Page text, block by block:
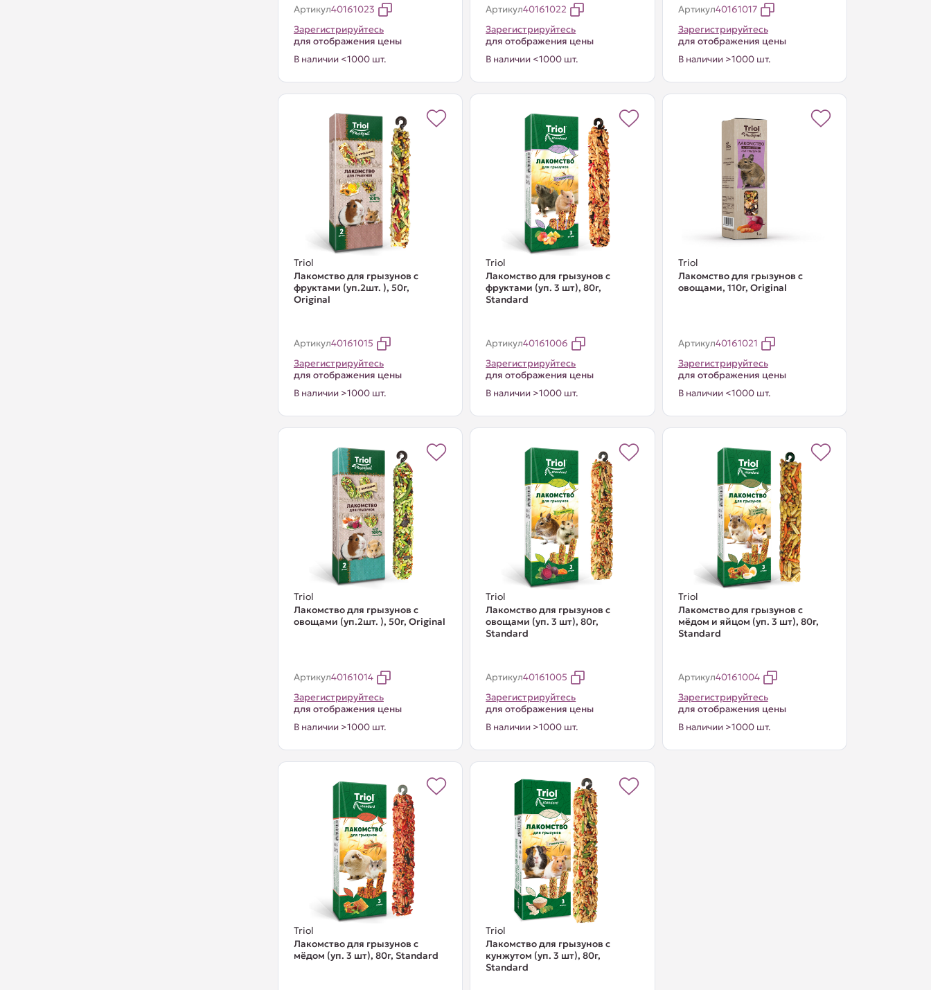
Артикул40161023
Зарегистрируйтесь
для отображения цены
В наличии <1000 шт.
Артикул40161022
Зарегистрируйтесь
для отображения цены
В наличии <1000 шт.
Артикул40161017
Зарегистрируйтесь
для отображения цены
В наличии >1000 шт.
Triol
Лакомство для грызунов с
фруктами (уп.2шт. ), 50г,
Original
Артикул40161015
Зарегистрируйтесь
для отображения цены
В наличии >1000 шт.
Triol
Лакомство для грызунов с
фруктами (уп. 3 шт), 80г,
Standard
Артикул40161006
Зарегистрируйтесь
для отображения цены
В наличии >1000 шт.
Triol
Лакомство для грызунов с
овощами, 110г, Original
Артикул40161021
Зарегистрируйтесь
для отображения цены
В наличии <1000 шт.
Triol
Лакомство для грызунов с
овощами (уп.2шт. ), 50г, Original
Артикул40161014
Зарегистрируйтесь
для отображения цены
В наличии >1000 шт.
Triol
Лакомство для грызунов с
овощами (уп. 3 шт), 80г,
Standard
Артикул40161005
Зарегистрируйтесь
для отображения цены
В наличии >1000 шт.
Triol
Лакомство для грызунов с
мёдом и яйцом (уп. 3 шт), 80г,
Standard
Артикул40161004
Зарегистрируйтесь
для отображения цены
В наличии >1000 шт.
Triol
Лакомство для грызунов с
мёдом (уп. 3 шт), 80г, Standard
Triol
Лакомство для грызунов с
кунжутом (уп. 3 шт), 80г,
Standard